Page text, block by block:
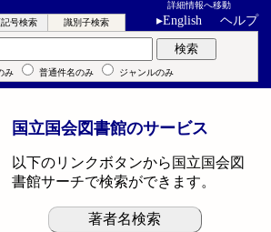
詳細情報へ移動
▸English ヘルプ
号検索 識別子検索
検索
み 普通件名のみ ジャンルのみ
国立国会図書館のサービス
以下のリンクボタンから国立国会図
書館サーチで検索ができます。
著者名検索